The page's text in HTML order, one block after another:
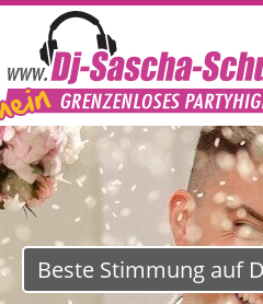
Beste Stimmung auf